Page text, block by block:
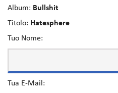
Album: Bullshit
Titolo: Hatesphere
Tuo Nome:
Tua E-Mail: